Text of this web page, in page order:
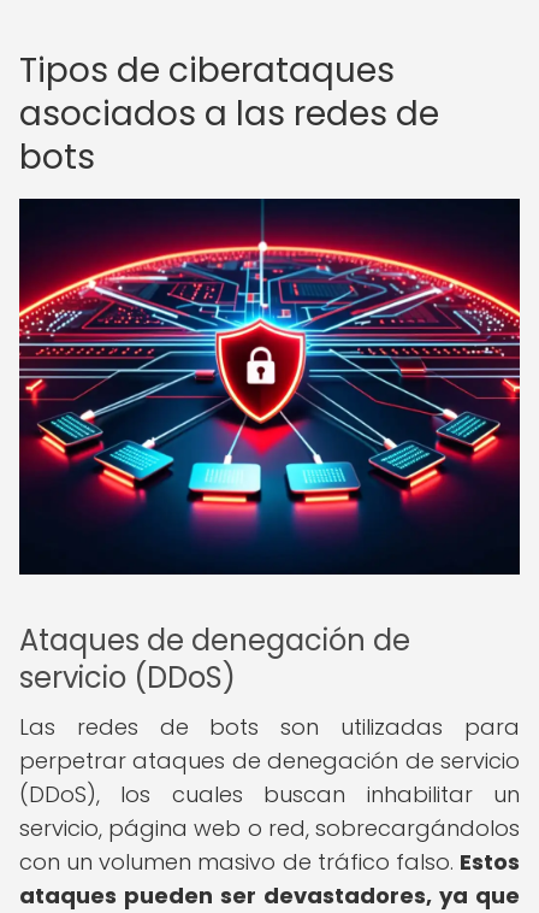
Tipos de ciberataques
asociados a las redes de
bots
Ataques de denegación de
servicio (DDoS)
Las redes de bots son utilizadas para
perpetrar ataques de denegación de servicio
(DDoS), los cuales buscan inhabilitar un
servicio, página web o red, sobrecargándolos
con un volumen masivo de tráfico falso. Estos
ataques pueden ser devastadores, ya que